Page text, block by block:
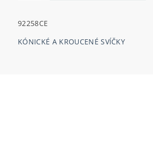
92258CE
KÓNICKÉ A KROUCENÉ SVÍČKY